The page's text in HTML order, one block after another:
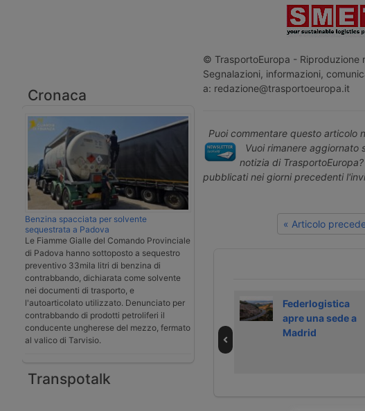
Cronaca
Benzina spacciata per solvente
sequestrata a Padova
Le Fiamme Gialle del Comando Provinciale
di Padova hanno sottoposto a sequestro
preventivo 33mila litri di benzina di
contrabbando, dichiarata come solvente
nei documenti di trasporto, e
l'autoarticolato utilizzato. Denunciato per
contrabbando di prodotti petroliferi il
conducente ungherese del mezzo, fermato
al valico di Tarvisio.
Transpotalk
© TrasportoEuropa - Riproduzione
Segnalazioni, informazioni,
a: redazione@trasportoeuropa.it
Puoi commentare questo articolo
Vuoi rimanere aggiornato
notizia di TrasportoEuropa?
pubblicati nei giorni precedenti
« Articolo
Federlogistica
chiede modifiche
al Decreto
Genova
Dodici punti per
riformare la
riforma dei porti
Federlogistica
apre una sede a
Madrid